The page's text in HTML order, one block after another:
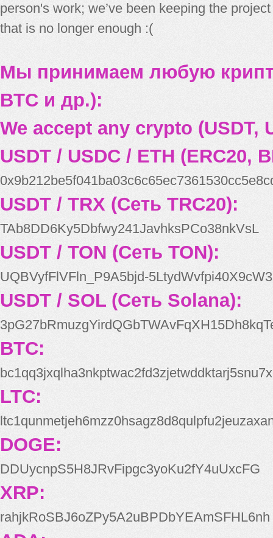
person's work; we’ve been keeping the
that is no longer enough :(
Мы принимаем любую
BTC и др.):
We accept any crypto (USDT,
USDT / USDC / ETH (ERC20,
USDT / TRX (Сеть TRC20):
TAb8DD6Ky5Dbfwy241JavhksPCo38nkVsL
USDT / TON (Сеть TON):
UQBVyfFlVFln_P9A5bjd-
USDT / SOL (Сеть Solana):
BTC:
bc1qq3jxqlha3nkptwac2fd3zjetwddktarj5snu7x
LTC:
DOGE:
DDUycnpS5H8JRvFipgc3yoKu2fY4uUxcFG
XRP:
rahjkRoSBJ6oZPy5A2uBPDbYEAmSFHL6nh